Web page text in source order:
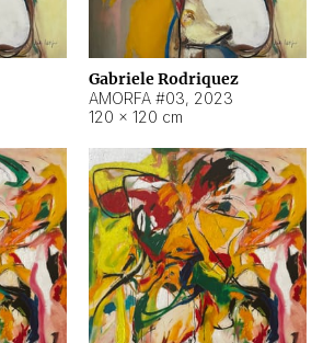
Gabriele Rodriquez
AMORFA #03, 2023
120 × 120 cm